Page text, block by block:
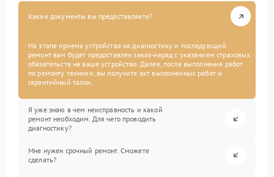
Какие документы вы предоставляете?
На этапе приема устройства на диагностику и последующий
ремонт вам будет предоставлен заказ-наряд с указанием страховых
обязательств на ваше устройство. Далее, после выполнения работ
по ремонту техники, вы получите акт выполненных работ и
гарантийный талон.
Я уже знаю в чем неисправность и какой
ремонт необходим. Для чего проводить
диагностику?
Мне нужен срочный ремонт. Сможете
сделать?